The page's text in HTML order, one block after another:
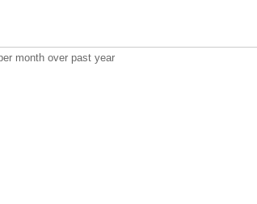
month over past year